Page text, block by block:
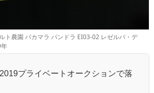
ト農園 パカマラ パンドラ EI03-02 レゼルバ・デ
プライベートオークションで落